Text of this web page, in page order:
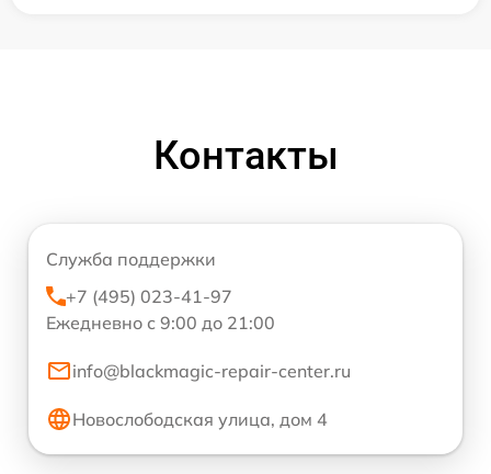
Контакты
Служба поддержки
+7 (495) 023-41-97
Ежедневно с 9:00 до 21:00
info@blackmagic-repair-center.ru
Новослободская улица, дом 4